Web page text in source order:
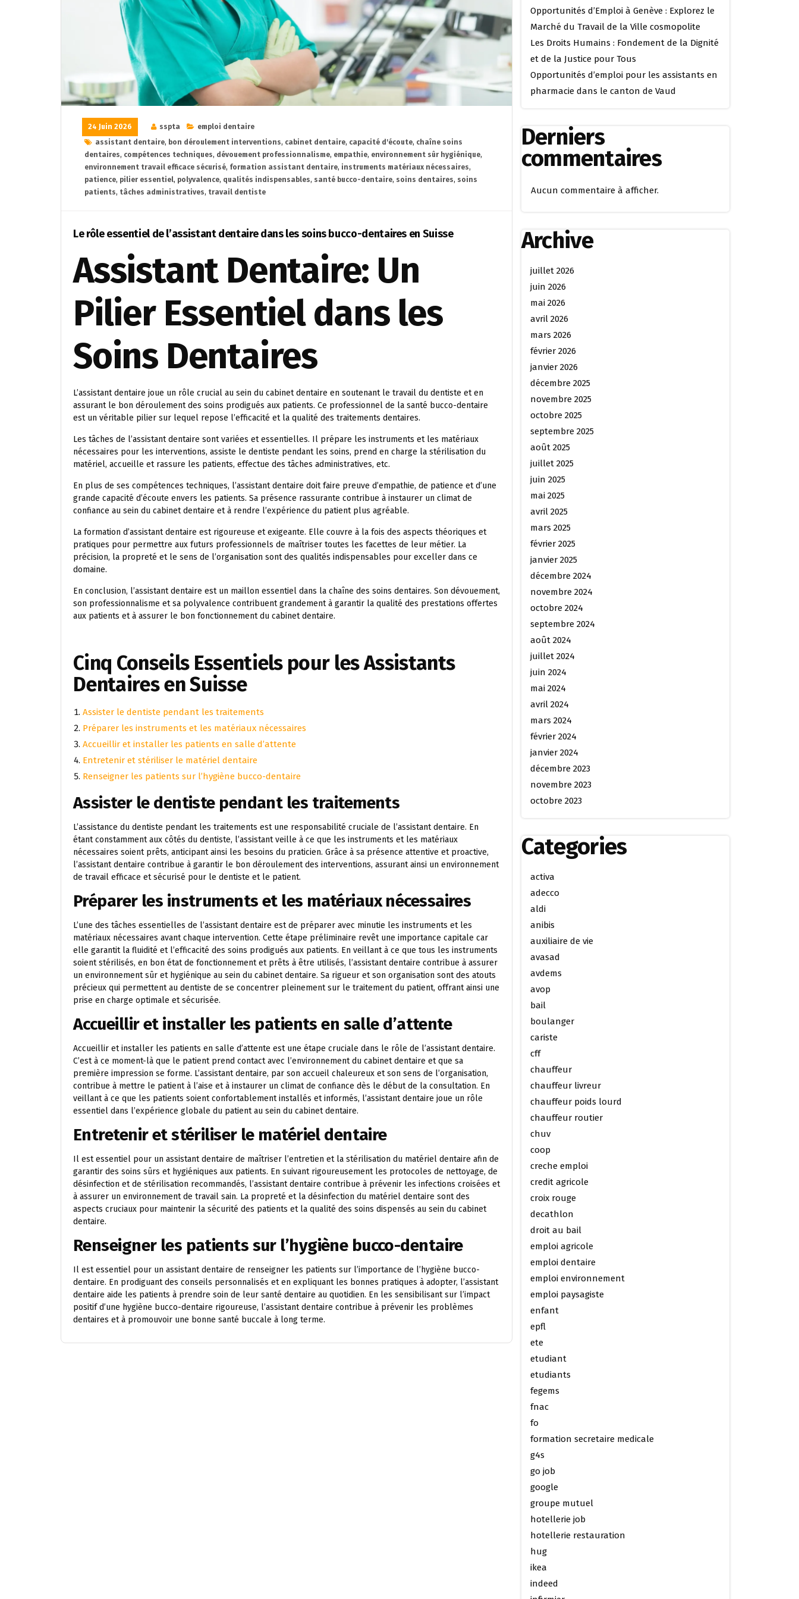
24 Juin 2026 sspta
emploi dentaire
assistant dentaire, bon déroulement interventions, cabinet dentaire, capacité d'écoute, chaîne soins
dentaires, compétences techniques, dévouement professionnalisme, empathie, environnement sûr hygiénique,
environnement travail efficace sécurisé, formation assistant dentaire, instruments matériaux nécessaires,
patience, pilier essentiel, polyvalence, qualités indispensables, santé bucco-dentaire, soins dentaires, soins
patients, tâches administratives, travail dentiste
Le rôle essentiel de l’assistant dentaire dans les soins bucco-dentaires en Suisse
Assistant Dentaire: Un
Pilier Essentiel dans les
Soins Dentaires
L’assistant dentaire joue un rôle crucial au sein du cabinet dentaire en soutenant le travail du dentiste et en
assurant le bon déroulement des soins prodigués aux patients. Ce professionnel de la santé bucco-dentaire
est un véritable pilier sur lequel repose l’efficacité et la qualité des traitements dentaires.
Les tâches de l’assistant dentaire sont variées et essentielles. Il prépare les instruments et les matériaux
nécessaires pour les interventions, assiste le dentiste pendant les soins, prend en charge la stérilisation du
matériel, accueille et rassure les patients, effectue des tâches administratives, etc.
En plus de ses compétences techniques, l’assistant dentaire doit faire preuve d’empathie, de patience et d’une
grande capacité d’écoute envers les patients. Sa présence rassurante contribue à instaurer un climat de
confiance au sein du cabinet dentaire et à rendre l’expérience du patient plus agréable.
La formation d’assistant dentaire est rigoureuse et exigeante. Elle couvre à la fois des aspects théoriques et
pratiques pour permettre aux futurs professionnels de maîtriser toutes les facettes de leur métier. La
précision, la propreté et le sens de l’organisation sont des qualités indispensables pour exceller dans ce
domaine.
En conclusion, l’assistant dentaire est un maillon essentiel dans la chaîne des soins dentaires. Son dévouement,
son professionnalisme et sa polyvalence contribuent grandement à garantir la qualité des prestations offertes
aux patients et à assurer le bon fonctionnement du cabinet dentaire.
Cinq Conseils Essentiels pour les Assistants
Dentaires en Suisse
Assister le dentiste pendant les traitements
Préparer les instruments et les matériaux nécessaires
Accueillir et installer les patients en salle d’attente
Entretenir et stériliser le matériel dentaire
Renseigner les patients sur l’hygiène bucco-dentaire
Assister le dentiste pendant les traitements
L’assistance du dentiste pendant les traitements est une responsabilité cruciale de l’assistant dentaire. En
étant constamment aux côtés du dentiste, l’assistant veille à ce que les instruments et les matériaux
nécessaires soient prêts, anticipant ainsi les besoins du praticien. Grâce à sa présence attentive et proactive,
l’assistant dentaire contribue à garantir le bon déroulement des interventions, assurant ainsi un environnement
de travail efficace et sécurisé pour le dentiste et le patient.
Préparer les instruments et les matériaux nécessaires
L’une des tâches essentielles de l’assistant dentaire est de préparer avec minutie les instruments et les
matériaux nécessaires avant chaque intervention. Cette étape préliminaire revêt une importance capitale car
elle garantit la fluidité et l’efficacité des soins prodigués aux patients. En veillant à ce que tous les instruments
soient stérilisés, en bon état de fonctionnement et prêts à être utilisés, l’assistant dentaire contribue à assurer
un environnement sûr et hygiénique au sein du cabinet dentaire. Sa rigueur et son organisation sont des atouts
précieux qui permettent au dentiste de se concentrer pleinement sur le traitement du patient, offrant ainsi une
prise en charge optimale et sécurisée.
Accueillir et installer les patients en salle d’attente
Accueillir et installer les patients en salle d’attente est une étape cruciale dans le rôle de l’assistant dentaire.
C’est à ce moment-là que le patient prend contact avec l’environnement du cabinet dentaire et que sa
première impression se forme. L’assistant dentaire, par son accueil chaleureux et son sens de l’organisation,
contribue à mettre le patient à l’aise et à instaurer un climat de confiance dès le début de la consultation. En
veillant à ce que les patients soient confortablement installés et informés, l’assistant dentaire joue un rôle
essentiel dans l’expérience globale du patient au sein du cabinet dentaire.
Entretenir et stériliser le matériel dentaire
Il est essentiel pour un assistant dentaire de maîtriser l’entretien et la stérilisation du matériel dentaire afin de
garantir des soins sûrs et hygiéniques aux patients. En suivant rigoureusement les protocoles de nettoyage, de
désinfection et de stérilisation recommandés, l’assistant dentaire contribue à prévenir les infections croisées et
à assurer un environnement de travail sain. La propreté et la désinfection du matériel dentaire sont des
aspects cruciaux pour maintenir la sécurité des patients et la qualité des soins dispensés au sein du cabinet
dentaire.
Renseigner les patients sur l’hygiène bucco-dentaire
Il est essentiel pour un assistant dentaire de renseigner les patients sur l’importance de l’hygiène bucco-
dentaire. En prodiguant des conseils personnalisés et en expliquant les bonnes pratiques à adopter, l’assistant
dentaire aide les patients à prendre soin de leur santé dentaire au quotidien. En les sensibilisant sur l’impact
positif d’une hygiène bucco-dentaire rigoureuse, l’assistant dentaire contribue à prévenir les problèmes
dentaires et à promouvoir une bonne santé buccale à long terme.
Opportunités d’Emploi à Genève : Explorez le
Marché du Travail de la Ville cosmopolite
Les Droits Humains : Fondement de la Dignité
et de la Justice pour Tous
Opportunités d’emploi pour les assistants en
pharmacie dans le canton de Vaud
Derniers
commentaires
Aucun commentaire à afficher.
Archive
juillet 2026
juin 2026
mai 2026
avril 2026
mars 2026
février 2026
janvier 2026
décembre 2025
novembre 2025
octobre 2025
septembre 2025
août 2025
juillet 2025
juin 2025
mai 2025
avril 2025
mars 2025
février 2025
janvier 2025
décembre 2024
novembre 2024
octobre 2024
septembre 2024
août 2024
juillet 2024
juin 2024
mai 2024
avril 2024
mars 2024
février 2024
janvier 2024
décembre 2023
novembre 2023
octobre 2023
Categories
activa
adecco
aldi
anibis
auxiliaire de vie
avasad
avdems
avop
bail
boulanger
cariste
cff
chauffeur
chauffeur livreur
chauffeur poids lourd
chauffeur routier
chuv
coop
creche emploi
credit agricole
croix rouge
decathlon
droit au bail
emploi agricole
emploi dentaire
emploi environnement
emploi paysagiste
enfant
epfl
ete
etudiant
etudiants
fegems
fnac
fo
formation secretaire medicale
g4s
go job
google
groupe mutuel
hotellerie job
hotellerie restauration
hug
ikea
indeed